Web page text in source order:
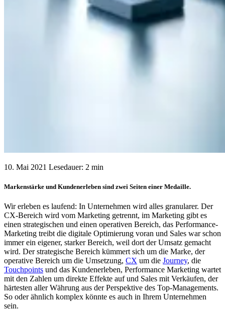
10. Mai 2021 Lesedauer: 2 min
Markenstärke und Kundenerleben sind zwei Seiten einer Medaille.
Wir erleben es laufend: In Unternehmen wird alles granularer. Der
CX-Bereich wird vom Marketing getrennt, im Marketing gibt es
einen strategischen und einen operativen Bereich, das Performance-
Marketing treibt die digitale Optimierung voran und Sales war schon
immer ein eigener, starker Bereich, weil dort der Umsatz gemacht
wird. Der strategische Bereich kümmert sich um die Marke, der
operative Bereich um die Umsetzung, CX um die Journey, die
Touchpoints und das Kundenerleben, Performance Marketing wartet
mit den Zahlen um direkte Effekte auf und Sales mit Verkäufen, der
härtesten aller Währung aus der Perspektive des Top-Managements.
So oder ähnlich komplex könnte es auch in Ihrem Unternehmen
sein.